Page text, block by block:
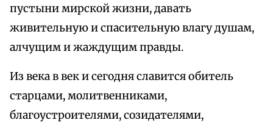
пустыни мирской жизни, давать
живительную и спасительную влагу душам,
алчущим и жаждущим правды.
Из века в век и сегодня славится обитель
старцами, молитвенниками,
благоустроителями, созидателями,